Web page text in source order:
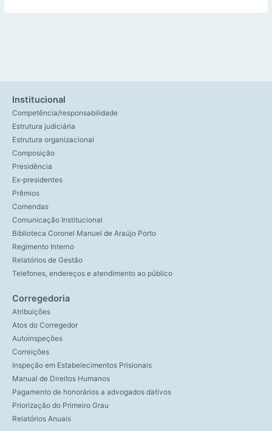
Institucional
Competência/responsabilidade
Estrutura judiciária
Estrutura organizacional
Composição
Presidência
Ex-presidentes
Prêmios
Comendas
Comunicação Institucional
Biblioteca Coronel Manuel de Araújo Porto
Regimento Interno
Relatórios de Gestão
Telefones, endereços e atendimento ao público
Corregedoria
Atribuições
Atos do Corregedor
Autoinspeções
Correições
Inspeção em Estabelecimentos Prisionais
Manual de Direitos Humanos
Pagamento de honorários a advogados dativos
Priorização do Primeiro Grau
Relatórios Anuais